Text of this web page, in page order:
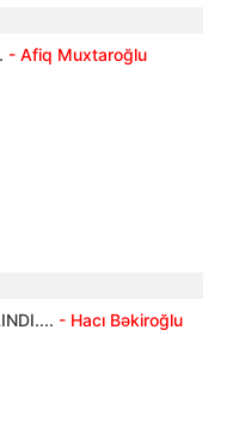
- Afiq Muxtaroğlu
- Hacı Bəkiroğlu